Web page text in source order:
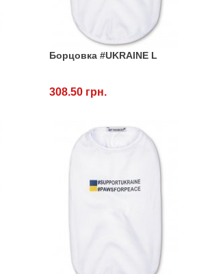
Борцовка #UKRAINE L
308.50 грн.